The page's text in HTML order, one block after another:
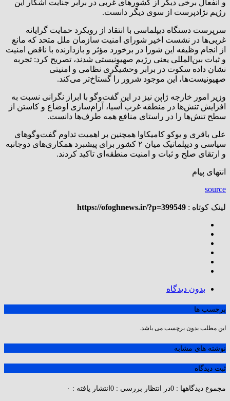
و انفعال برخی دیگر از کشورهای غربی در برابر جنایت آشکار این
رژیم نژادپرست از سوی دیگر دانست.
سرپرست دستگاه دیپلماسی با انتقاد از رویکرد حمایت گرایانه
غربی‌ها در نشست اخیر شورای امنیت سازمان ملل متحد که مانع
از انجام وظیفه این شورا در برخورد مؤثر و بازدارنده با ناقض امنیت
و ثبات بین‌المللی یعنی رژیم صهیونیستی شدند، تصریح کرد: تجربه
نشان داده سکوت در برابر وحشیگری نظامی و امنیتی
صهیونیست‌ها، این موجود شرور را گستاخ‌تر می‌کند.
وزیر امور خارجه ژاپن نیز در این گفت‌وگو با ابراز نگرانی نسبت به
افزایش تنش‌ها در منطقه غرب آسیا، آرام‌سازی اوضاع و کاستن از
سطح تنش‌ها را در راستای منافع همه طرف‌ها دانست.
علی باقری و یوکو کامیکاوا همچنین بر اهمیت تداوم گفت‌وگوهای
سیاسی و دیپلماتیک میان ۲ کشور برای پیشبرد همکاری‌های دوجانبه
و ارتقای صلح و ثبات و امنیت منطقه‌ای تاکید کردند.
انتهای پیام
source
لینک کوتاه : https://ofoghnews.ir/?p=399549
بدون دیدگاه
برچسب ها
این مطلب بدون برچسب می باشد.
نوشته های مشابه
ثبت دیدگاه
مجموع دیدگاهها : 0 در انتظار بررسی : 0 انتشار یافته : ۰